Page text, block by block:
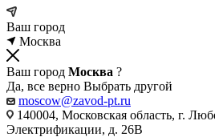
Ваш город
Москва
Ваш город Москва ?
Да, все верно Выбрать другой
moscow@zavod-pt.ru
140004, Московская область, г.
Электрификации, д. 26В